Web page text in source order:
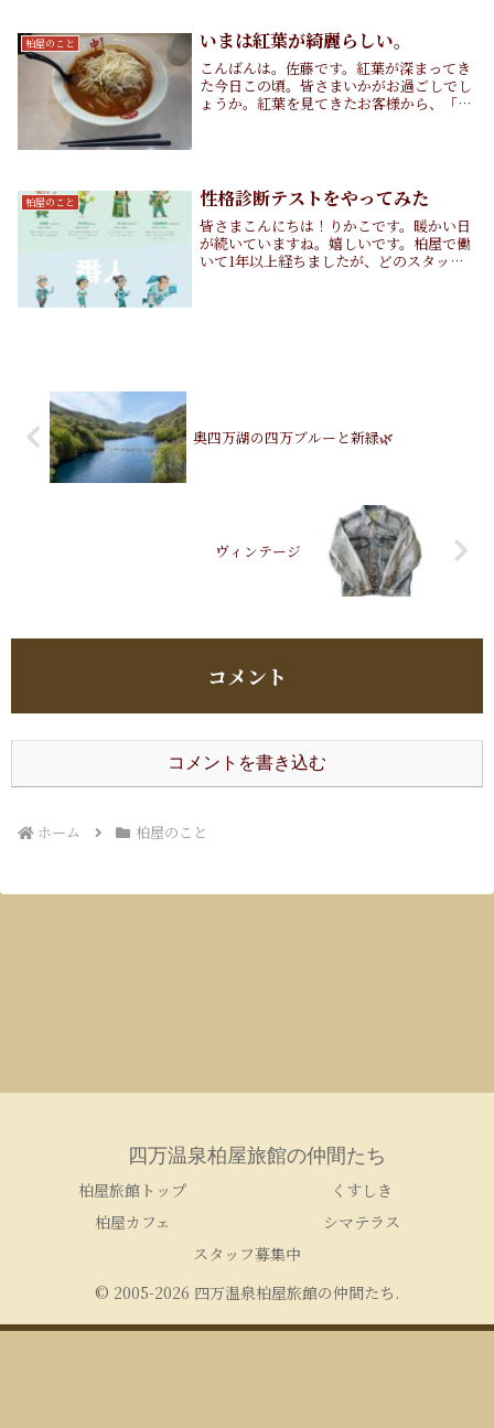
柏屋のこと いまは紅葉が綺麗らしい。
こんばんは。佐藤です。紅葉が深まってき
た今日この頃。皆さまいかがお過ごしでし
ょうか。紅葉を見てきたお客様から、「今
柏屋のこと 性格診断テストをやってみた
皆さまこんにちは！りかこです。暖かい日
が続いていますね。嬉しいです。柏屋で働
いて1年以上経ちましたが、どのスタッフ
奥四万湖の四万ブルーと新緑🌿
ヴィンテージ
コメント
コメントを書き込む
ホーム 柏屋のこと
四万温泉柏屋旅館の仲間たち
柏屋旅館トップ
くすしき
柏屋カフェ
シマテラス
スタッフ募集中
© 2005-2026 四万温泉柏屋旅館の仲間たち.